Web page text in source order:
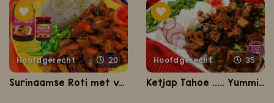
Hoofdgerecht 20
Surinaamse Roti met vega ketjap schnitzel
Hoofdgerecht 35
Ketjap Tahoe ..... Yummie!